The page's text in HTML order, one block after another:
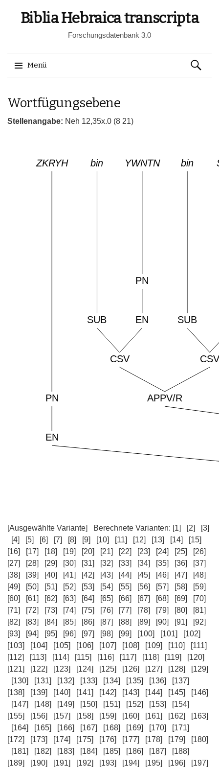
Biblia Hebraica transcripta
Forschungsdatenbank 3.0
Menü
zum
Suchen
nach:
Wortfügungsebene
Stellenangabe: Neh 12,35x.0 (8 21)
[Ausgewählte Variante] Berechnete Varianten: [1] [2]
[3]
[4]
[5] [6] [7] [8] [9] [10] [11] [12] [13] [14]
[15]
[16]
[17] [18] [19] [20] [21] [22] [23] [24] [25]
[26]
[27]
[28] [29] [30] [31] [32] [33] [34] [35] [36]
[37]
[38]
[39] [40] [41] [42] [43] [44] [45] [46] [47]
[48]
[49]
[50] [51] [52] [53] [54] [55] [56] [57] [58]
[59]
[60]
[61] [62] [63] [64] [65] [66] [67] [68] [69]
[70]
[71]
[72] [73] [74] [75] [76] [77] [78] [79] [80]
[81]
[82]
[83] [84] [85] [86] [87] [88] [89] [90] [91]
[92]
[93]
[94] [95] [96] [97] [98] [99] [100] [101]
[102]
[103]
[104] [105] [106] [107] [108] [109] [110]
[111]
[112]
[113] [114] [115] [116] [117] [118] [119]
[120]
[121]
[122] [123] [124] [125] [126] [127] [128]
[129]
[130]
[131] [132] [133] [134] [135] [136]
[137]
[138]
[139] [140] [141] [142] [143] [144] [145]
[146]
[147]
[148] [149] [150] [151] [152] [153]
[154]
[155]
[156] [157] [158] [159] [160] [161] [162]
[163]
[164]
[165] [166] [167] [168] [169] [170]
[171]
[172]
[173] [174] [175] [176] [177] [178] [179]
[180]
[181]
[182] [183] [184] [185] [186] [187]
[188]
[189]
[190] [191] [192] [193] [194] [195] [196]
[197]